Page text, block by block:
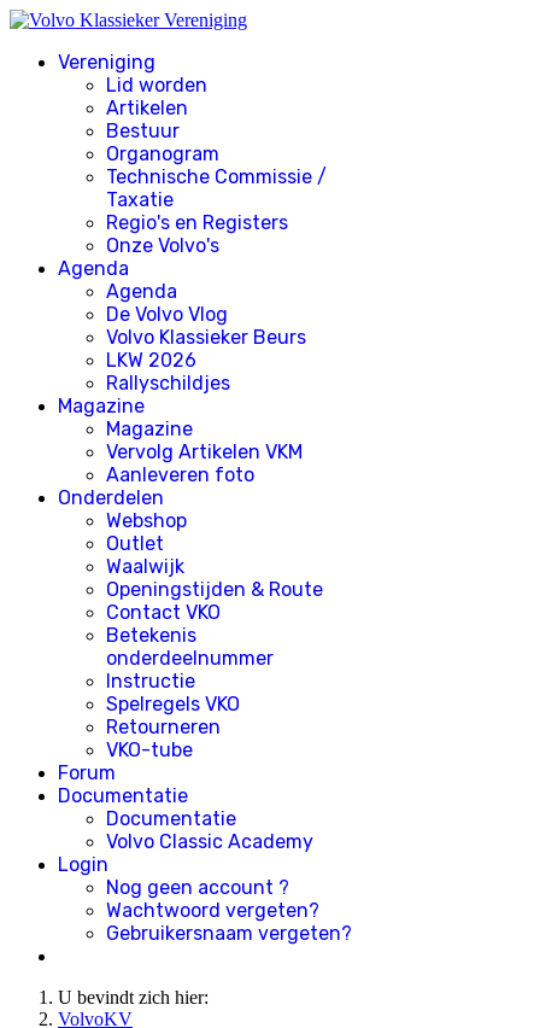
Vereniging
Lid worden
Artikelen
Bestuur
Organogram
Technische Commissie /
Taxatie
Regio's en Registers
Onze Volvo's
Agenda
Agenda
De Volvo Vlog
Volvo Klassieker Beurs
LKW 2026
Rallyschildjes
Magazine
Magazine
Vervolg Artikelen VKM
Aanleveren foto
Onderdelen
Webshop
Outlet
Waalwijk
Openingstijden & Route
Contact VKO
Betekenis
onderdeelnummer
Instructie
Spelregels VKO
Retourneren
VKO-tube
Forum
Documentatie
Documentatie
Volvo Classic Academy
Login
Nog geen account ?
Wachtwoord vergeten?
Gebruikersnaam vergeten?
U bevindt zich hier:
VolvoKV